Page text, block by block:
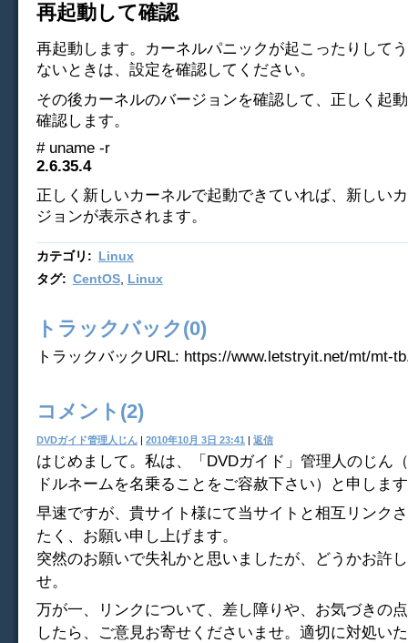
再起動して確認
再起動します。カーネルパニックが起こったりして
ないときは、設定を確認してください。
その後カーネルのバージョンを確認して、正しく起
確認します。
# uname -r
2.6.35.4
正しく新しいカーネルで起動できていれば、新しい
ジョンが表示されます。
カテゴリ : Linux
タグ: CentOS, Linux
トラックバック(0)
トラックバックURL: https://www.letstryit.net/mt/mt-
コメント(2)
DVDガイド管理人じん | 2010年10月 3日 23:41 | 返信
はじめまして。私は、「DVDガイド」管理人のじん
ドルネームを名乗ることをご容赦下さい）と申しま
早速ですが、貴サイト様にて当サイトと相互リンク
たく、お願い申し上げます。
突然のお願いで失礼かと思いましたが、どうかお許
せ。
万が一、リンクについて、差し障りや、お気づきの
したら、ご意見お寄せくださいませ。適切に対処い